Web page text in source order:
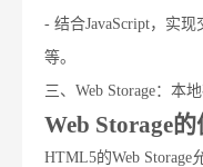
- 结合JavaScript，实
等。
三、Web Storage：本
Web Storage
HTML5的Web Storage